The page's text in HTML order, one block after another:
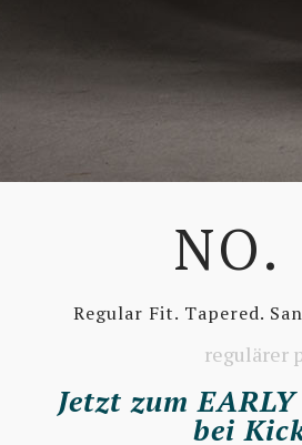
NO.
Regular Fit. Tapered.
regulärer
Jetzt zum
bei